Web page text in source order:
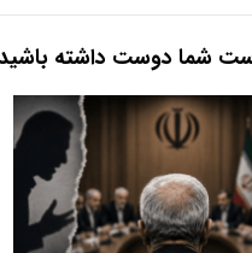
شما دوست داشته